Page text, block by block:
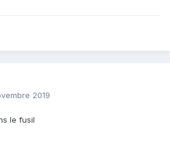
2019
le fusil